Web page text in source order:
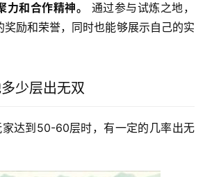
和合作精神。
通过参与试炼之地，
励和荣誉，同时也能够展示自己的实
少层出无双
达到50-60层时，有一定的几率出无